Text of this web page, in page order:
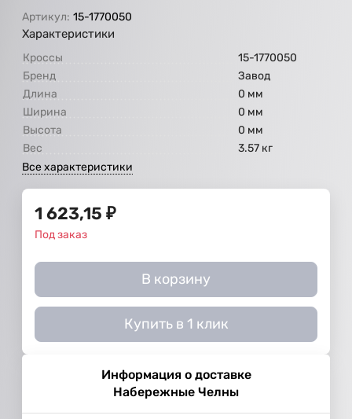
Артикул: 15-1770050
Характеристики
Кроссы
15-1770050
Бренд
Завод
Длина
0 мм
Ширина
0 мм
Высота
0 мм
Вес
3.57 кг
Все характеристики
1 623,15 ₽
Под заказ
В корзину
Купить в 1 клик
Информация о доставке
Набережные Челны